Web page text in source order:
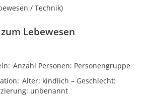
/ Technik)
Lebewesen
Anzahl Personen Personengruppe
Alter kindlich
Geschlecht
unbenannt